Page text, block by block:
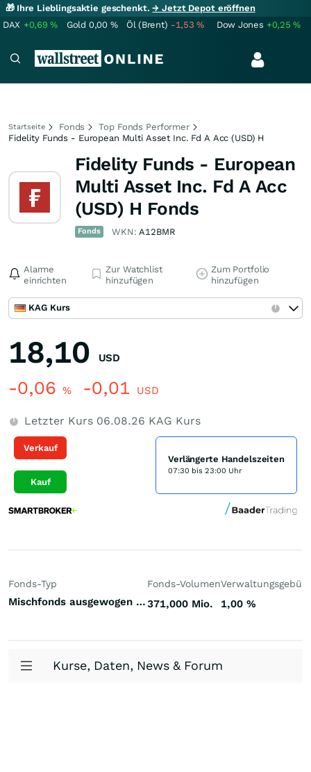
🎁 Ihre Lieblingsaktie geschenkt.→ Jetzt Depot eröffnen
DAX +0,69% Gold 0,00 % Öl (Brent) -1,53% Dow Jones +0,25%
Startseite Fonds
Top Fonds Performer
Fidelity Funds - European Multi Asset Inc. Fd A Acc (USD) H
Fidelity Funds - European
Multi Asset Inc. Fd A Acc
(USD) H Fonds
Fonds WKN:A12BMR
Alarme
einrichten
Zur Watchlist
hinzufügen
Zum Portfolio
hinzufügen
KAG Kurs
18,10 USD
-0,06 % -0,01 USD
Letzter Kurs 06.08.26 KAG Kurs
Verkauf
Kauf
Verlängerte Handelszeiten
07:30 bis 23:00 Uhr
Fonds-Typ
Mischfonds ausgewogen Euroland
Fonds-Volumen
371,000 Mio. 1,00 %
Kurse, Daten, News & Forum